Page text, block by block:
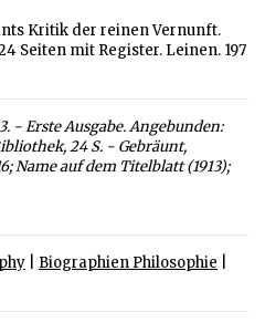
Kritik der reinen Vernunft.
Seiten mit Register. Leinen. 197
- Erste Ausgabe. Angebunden:
24 S. - Gebräunt,
Name auf dem Titelblatt (1913);
Biographien Philosophie